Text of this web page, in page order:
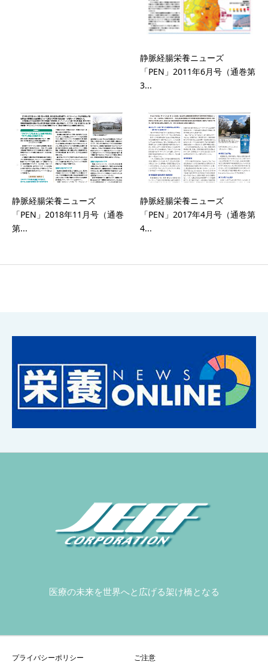
静脈経腸栄養ニューズ
「PEN」2011年6月号（通巻第
3...
静脈経腸栄養ニューズ
「PEN」2018年11月号（通巻
第...
静脈経腸栄養ニューズ
「PEN」2017年4月号（通巻第
4...
医療の未来を世界へと広げる架け橋となる
プライバシーポリシー ご注意